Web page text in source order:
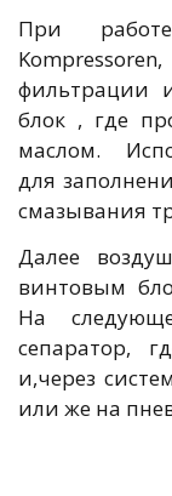
При
фильтрации
блок , где
маслом.
для
смазывания
Далее
винтовым
На
сепаратор,
и,через
или же на